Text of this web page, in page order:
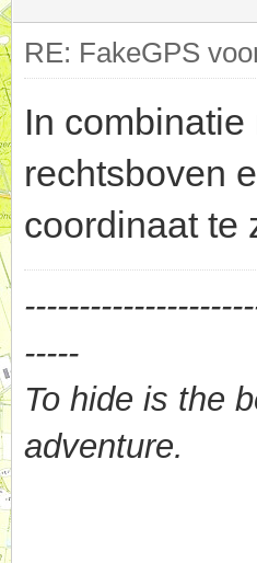
RE: FakeGPS
In combinatie
rechtsboven
coordinaat te
-----
To hide is the
adventure.